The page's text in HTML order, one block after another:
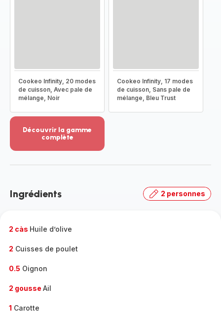
Cookeo Infinity, 20 modes
de cuisson, Avec pale de
mélange, Noir
Cookeo Infinity, 17 modes
de cuisson, Sans pale de
mélange, Bleu Trust
Découvrir la gamme
complète
-
gamme
Ingrédients 2 personnes
2 càs Huile d’olive
2 Cuisses de poulet
0.5 Oignon
2 gousse Ail
1 Carotte